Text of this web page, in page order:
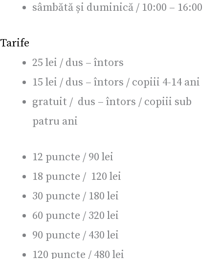
sâmbătă și duminică / 10:00 – 16:00
Tarife
25 lei / dus – întors
15 lei / dus – întors / copiii 4-14 ani
gratuit / dus – întors / copiii sub
patru ani
12 puncte / 90 lei
18 puncte / 120 lei
30 puncte / 180 lei
60 puncte / 320 lei
90 puncte / 430 lei
120 puncte / 480 lei